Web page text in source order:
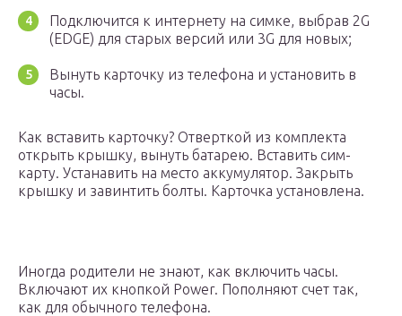
Подключится к интернету на симке, выбрав 2G
(EDGE) для старых версий или 3G для новых;
Вынуть карточку из телефона и установить в
часы.
Как вставить карточку? Отверткой из комплекта
открыть крышку, вынуть батарею. Вставить сим-
карту. Устанавить на место аккумулятор. Закрыть
крышку и завинтить болты. Карточка установлена.
Иногда родители не знают, как включить часы.
Включают их кнопкой Power. Пополняют счет так,
как для обычного телефона.